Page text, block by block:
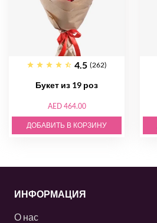
4.5 (262)
Букет из 19 роз
AED 464.00
ДОБАВИТЬ В КОРЗИНУ
ИНФОРМАЦИЯ
О нас